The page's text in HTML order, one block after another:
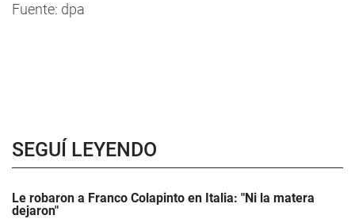
Fuente: dpa
SEGUÍ LEYENDO
Le robaron a Franco Colapinto en Italia: "Ni la matera
dejaron"